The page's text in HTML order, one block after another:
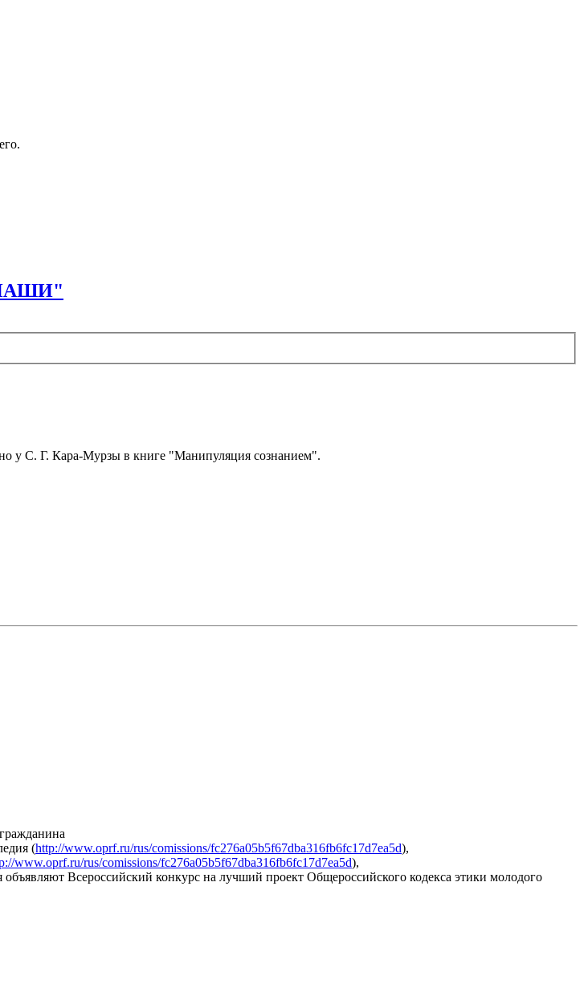
у С. Г. Кара-Мурзы в книге "Манипуляция сознанием".
(http://www.oprf.ru/rus/comissions/fc276a05b5f67dba316fb6fc17d7ea5d),
www.oprf.ru/rus/comissions/fc276a05b5f67dba316fb6fc17d7ea5d),
Всероссийский конкурс на лучший проект Общероссийского кодекса этики молодого